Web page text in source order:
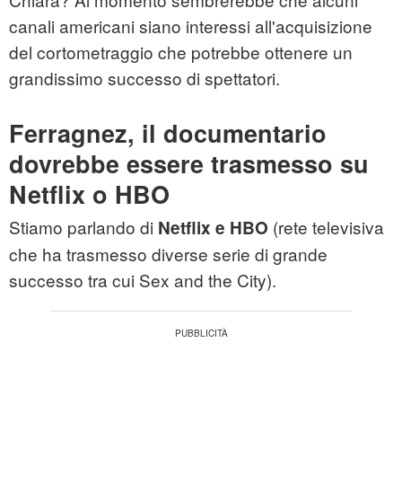
canali americani siano interessi all'acquisizione
del cortometraggio che potrebbe ottenere un
grandissimo successo di spettatori.
Ferragnez, il documentario
dovrebbe essere trasmesso su
Netflix o HBO
Stiamo parlando di Netflix e HBO (rete televisiva
che ha trasmesso diverse serie di grande
successo tra cui Sex and the City).